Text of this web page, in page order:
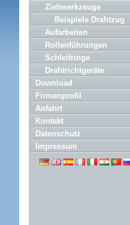
Ziehwerkzeuge
Beispiele Drahtzug
Aufarbeiten
Rollenführungen
Schleifringe
Drahtrichtgeräte
Download
Firmenprofil
Anfahrt
Kontakt
Datenschutz
Impressum